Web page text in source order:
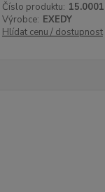
Číslo produktu:
Výrobce: EXEDY
Hlídat cenu / dostupnost